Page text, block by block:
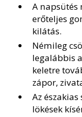
A
erőteljes
kilátás.
Némileg
legalábbis
keletre
zápor,
Az
lökések